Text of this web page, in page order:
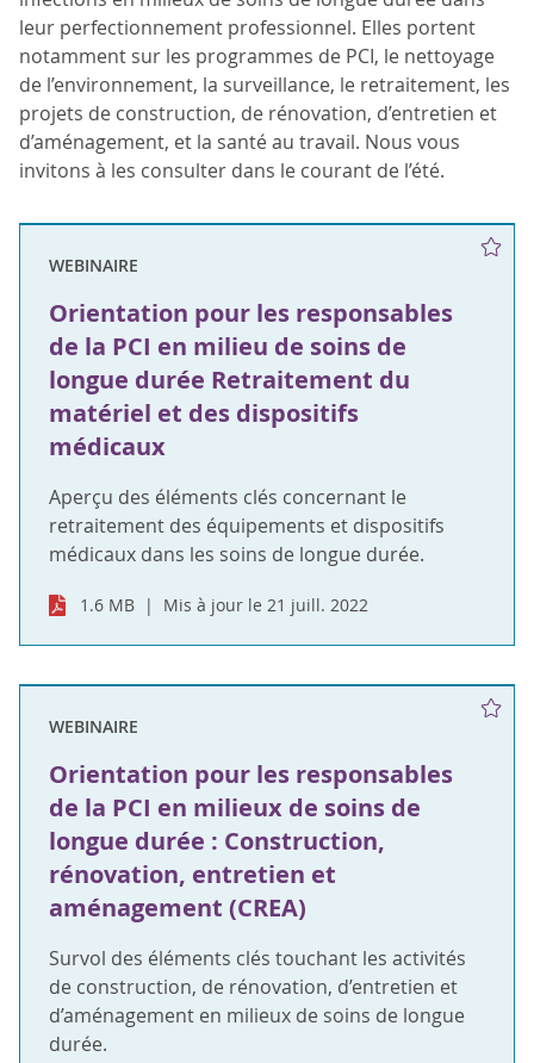
leur perfectionnement professionnel. Elles portent
notamment sur les programmes de PCI, le nettoyage
de l’environnement, la surveillance, le retraitement, les
projets de construction, de rénovation, d’entretien et
d’aménagement, et la santé au travail. Nous vous
invitons à les consulter dans le courant de l’été.
WEBINAIRE
Orientation pour les responsables
de la PCI en milieu de soins de
longue durée Retraitement du
matériel et des dispositifs
médicaux
Aperçu des éléments clés concernant le
retraitement des équipements et dispositifs
médicaux dans les soins de longue durée.
1.6 MB Mis à jour le 21 juill. 2022
WEBINAIRE
Orientation pour les responsables
de la PCI en milieux de soins de
longue durée : Construction,
rénovation, entretien et
aménagement (CREA)
Survol des éléments clés touchant les activités
de construction, de rénovation, d’entretien et
d’aménagement en milieux de soins de longue
durée.